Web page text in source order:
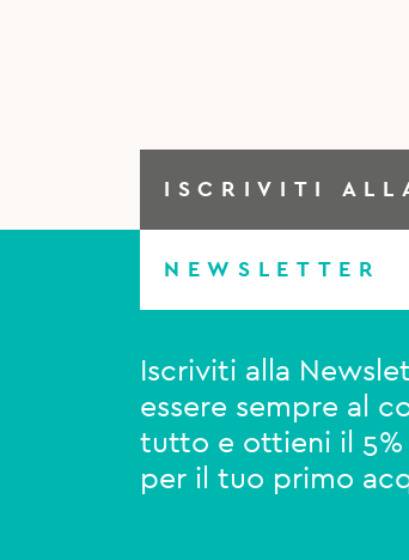
ISCRIVITI
NEWSLETTER
Iscriviti alla
essere sempre al
tutto e ottieni il
per il tuo primo